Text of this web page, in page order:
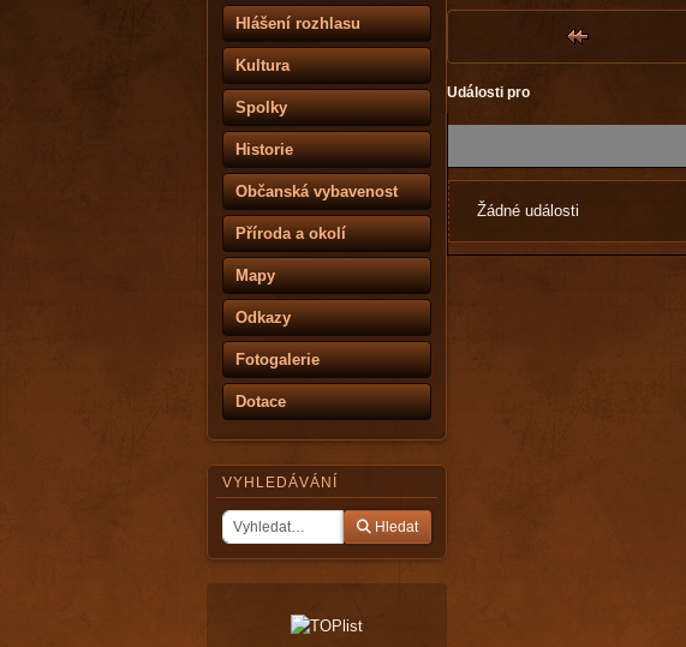
Hlášení rozhlasu
Kultura
Spolky
Historie
Občanská vybavenost
Příroda a okolí
Mapy
Odkazy
Fotogalerie
Dotace
VYHLEDÁVÁNÍ
Hledat
Události pro
Žádné události